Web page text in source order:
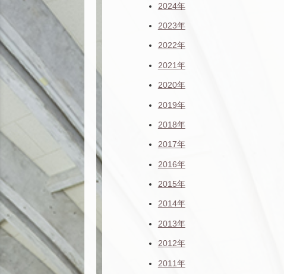
2024年
2023年
2022年
2021年
2020年
2019年
2018年
2017年
2016年
2015年
2014年
2013年
2012年
2011年